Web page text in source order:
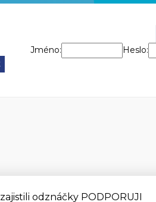
Jméno:
Heslo:
odznáčky PODPORUJI